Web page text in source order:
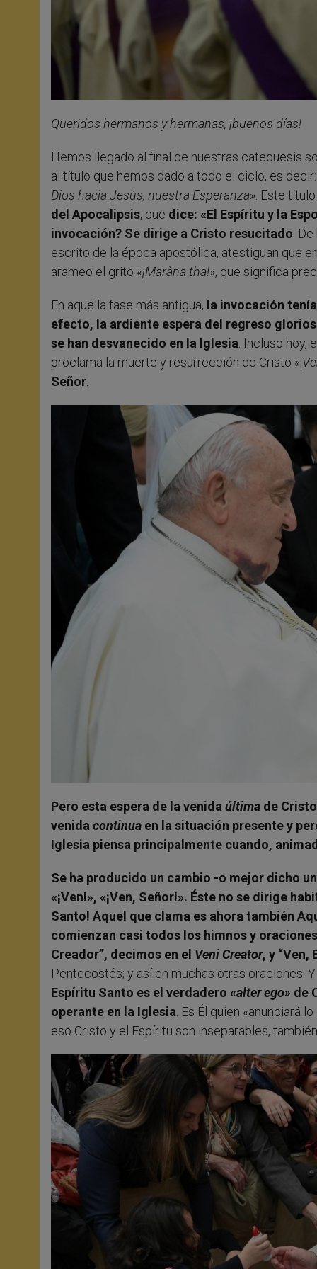
Queridos hermanos y hermanas, ¡buenos días!
Hemos llegado al final de nuestras catequesis
al título que hemos dado a todo el ciclo, es
Dios hacia Jesús, nuestra Esperanza». Este
del Apocalipsis, que dice: «El Espíritu y la
invocación? Se dirige a Cristo resucitado .
escrito de la época apostólica, atestiguan que
arameo el grito «¡Maràna tha!», que significa
En aquella fase más antigua, la invocación
efecto, la ardiente espera del regreso
se han desvanecido en la Iglesia . Incluso
proclama la muerte y resurrección de Cristo «¡
Señor
Pero esta espera de la venida última de
venida continua en la situación presente y
Iglesia piensa principalmente cuando,
Se ha producido un cambio -o mejor dicho
«¡Ven!», «¡Ven, Señor!». Éste no se dirige
Santo! Aquel que clama es ahora también
comienzan casi todos los himnos y
Creador”, decimos en el Veni Creator, y “Ven,
Pentecostés; y así en muchas otras oraciones.
Espíritu Santo es el verdadero «alter ego» de
operante en la Iglesia . Es Él quien «anunciará
eso Cristo y el Espíritu son inseparables,